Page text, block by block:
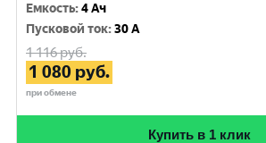
Емкость:4 Ач
Пусковой ток:30 A
1 116руб.
1 080 руб.
при обмене
Купить в 1 клик